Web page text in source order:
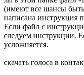
(имеют все шансы
написана инструкция
Если файл с
следуем инструкции.
усложняется.
скачать голоса в